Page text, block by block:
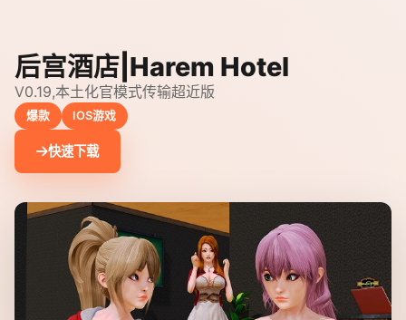
后宫酒店|Harem Hotel
V0.19,本土化官模式传输超近版
爆款 IOS游戏
快速下载